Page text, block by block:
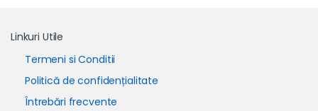
Linkuri Utile
Termeni si Conditii
Politică de confidențialitate
Întrebări frecvente